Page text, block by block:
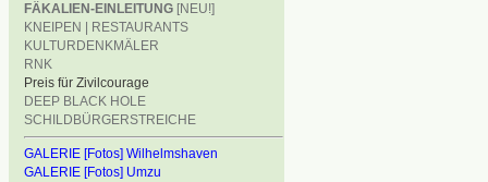
FÄKALIEN-EINLEITUNG [NEU!]
KNEIPEN | RESTAURANTS
KULTURDENKMÄLER
RNK
Preis für Zivilcourage
DEEP BLACK HOLE
SCHILDBÜRGERSTREICHE
GALERIE [Fotos] Wilhelmshaven
GALERIE [Fotos] Umzu